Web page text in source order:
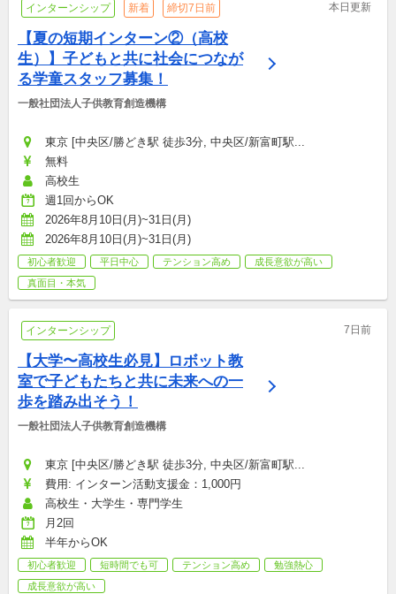
インターンシップ 新着 締切7日前 本日更新
【​夏の短期インターン②（高校
生）】子どもと共に社会につなが
る学童スタッフ募集！
一般社団法人子供教育創造機構
東京 [中央区/勝どき駅 徒歩3分, 中央区/新富町駅...
無料
高校生
週1回からOK
2026年8月10日(月)~31日(月)
2026年8月10日(月)~31日(月)
初心者歓迎 平日中心 テンション高め
成長意欲が高い
真面目・本気
インターンシップ 7日前
​【​大学〜高校生必見】ロボット教
室で子どもたちと共に未来への一
歩を踏み出そう！
一般社団法人子供教育創造機構
東京 [中央区/勝どき駅 徒歩3分, 中央区/新富町駅...
費用: インターン活動支援金：1,000円
高校生・大学生・専門学生
月2回
半年からOK
初心者歓迎 短時間でも可 テンション高め
勉強熱心
成長意欲が高い